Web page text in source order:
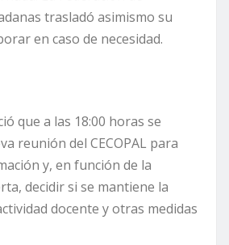
trasladó asimismo su
en caso de necesidad.
que a las 18:00 horas se
reunión del CECOPAL para
y, en función de la
decidir si se mantiene la
docente y otras medidas